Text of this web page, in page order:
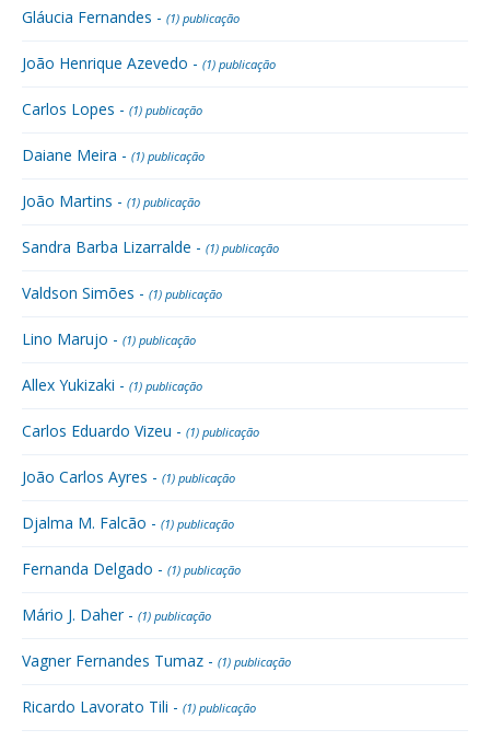
Gláucia Fernandes - (1) publicação
João Henrique Azevedo - (1) publicação
Carlos Lopes - (1) publicação
Daiane Meira - (1) publicação
João Martins - (1) publicação
Sandra Barba Lizarralde - (1) publicação
Valdson Simões - (1) publicação
Lino Marujo - (1) publicação
Allex Yukizaki - (1) publicação
Carlos Eduardo Vizeu - (1) publicação
João Carlos Ayres - (1) publicação
Djalma M. Falcão - (1) publicação
Fernanda Delgado - (1) publicação
Mário J. Daher - (1) publicação
Vagner Fernandes Tumaz - (1) publicação
Ricardo Lavorato Tili - (1) publicação